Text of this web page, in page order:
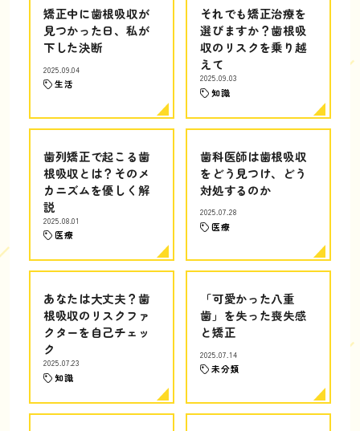
矯正中に歯根吸収が
見つかった日、私が
下した決断
2025.09.04
生活
それでも矯正治療を
選びますか？歯根吸
収のリスクを乗り越
えて
2025.09.03
知識
歯列矯正で起こる歯
根吸収とは？そのメ
カニズムを優しく解
説
2025.08.01
医療
歯科医師は歯根吸収
をどう見つけ、どう
対処するのか
2025.07.28
医療
あなたは大丈夫？歯
根吸収のリスクファ
クターを自己チェッ
ク
2025.07.23
知識
「可愛かった八重
歯」を失った喪失感
と矯正
2025.07.14
未分類